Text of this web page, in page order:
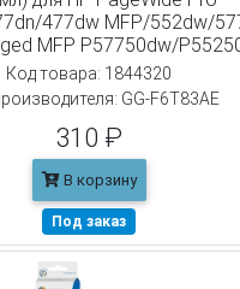
477dw MFP/552dw/
MFP P57750dw/
Код товара: 1844320
GG-F6T83AE
310 ₽
В корзину
Под заказ